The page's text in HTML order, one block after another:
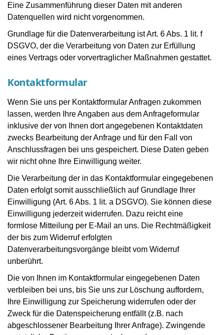
Eine Zusammenführung dieser Daten mit anderen
Datenquellen wird nicht vorgenommen.
Grundlage für die Datenverarbeitung ist Art. 6 Abs. 1 lit. f
DSGVO, der die Verarbeitung von Daten zur Erfüllung
eines Vertrags oder vorvertraglicher Maßnahmen gestattet.
Kontaktformular
Wenn Sie uns per Kontaktformular Anfragen zukommen
lassen, werden Ihre Angaben aus dem Anfrageformular
inklusive der von Ihnen dort angegebenen Kontaktdaten
zwecks Bearbeitung der Anfrage und für den Fall von
Anschlussfragen bei uns gespeichert. Diese Daten geben
wir nicht ohne Ihre Einwilligung weiter.
Die Verarbeitung der in das Kontaktformular eingegebenen
Daten erfolgt somit ausschließlich auf Grundlage Ihrer
Einwilligung (Art. 6 Abs. 1 lit. a DSGVO). Sie können diese
Einwilligung jederzeit widerrufen. Dazu reicht eine
formlose Mitteilung per E-Mail an uns. Die Rechtmäßigkeit
der bis zum Widerruf erfolgten
Datenverarbeitungsvorgänge bleibt vom Widerruf
unberührt.
Die von Ihnen im Kontaktformular eingegebenen Daten
verbleiben bei uns, bis Sie uns zur Löschung auffordern,
Ihre Einwilligung zur Speicherung widerrufen oder der
Zweck für die Datenspeicherung entfällt (z.B. nach
abgeschlossener Bearbeitung Ihrer Anfrage). Zwingende